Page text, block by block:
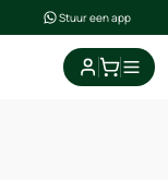
Stuur een app